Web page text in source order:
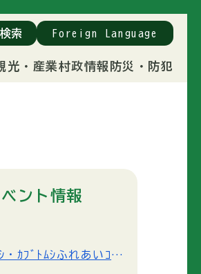
光・産業村政情報 防災・防犯
検索 Foreign Language
ント情報
ｸﾜｶﾞﾀﾑｼ・ｶﾌﾞﾄﾑｼふれあいｺｰﾅｰ＠国営アルプスあづみの公園